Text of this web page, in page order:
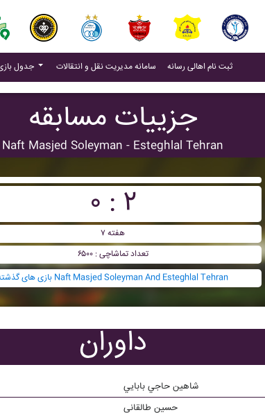
جدول بازی ها سامانه مدیریت نقل و انتقالات (current)
ثبت نام اهالی رسانه(current)
جزییات مسابقه
Naft Masjed Soleyman - Esteghlal Tehran
۰ : ۲
هفته ۷
تعداد تماشاچی : ۶۵۰۰
بازی های گذشته Naft Masjed Soleyman And Esteghlal Tehran
داوران
شاهين حاجي بابايي
حسین طالقانی